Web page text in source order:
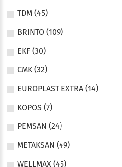
TDM (45)
BRINTO (109)
EKF (30)
CMK (32)
EUROPLAST EXTRA (14)
KOPOS (7)
PEMSAN (24)
METAKSAN (49)
WELLMAX (45)